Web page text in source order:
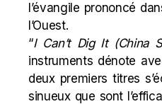
l’évangile prononcé
l’Ouest.
“I Can’t Dig It (China
instruments dénote
deux premiers titres
sinueux que sont